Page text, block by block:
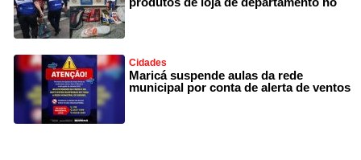
Cidades
Maricá suspende aulas da rede
municipal por conta de alerta de ventos